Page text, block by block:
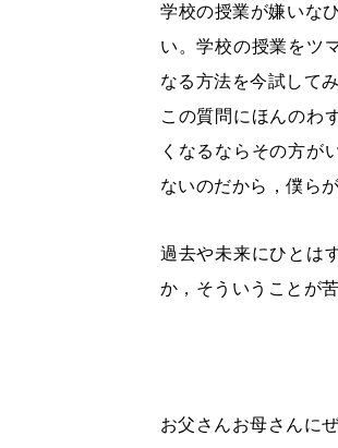
学校の授業が嫌いな
い。学校の授業をツ
なる方法を今試して
この質問にほんのわ
くなるならその方が
ないのだから，僕ら
過去や未来にひとは
か，そういうことが
お父さんお母さんに